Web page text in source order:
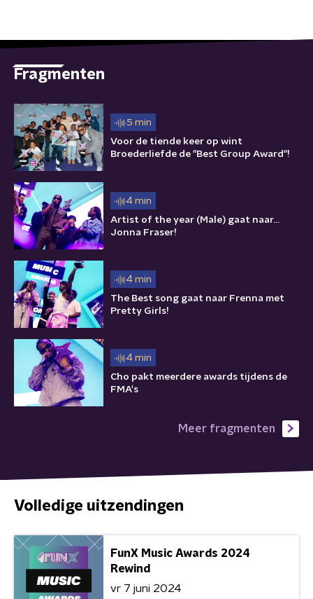
Fragmenten
5 min
Voor de tiende keer op wint
Broederliefde de "Best Group Award"!
4 min
Artist of the year (Male) gaat naar...
Jonna Fraser!
4 min
The Best song gaat naar Frenna met
Pretty Girls!
4 min
Cho pakt meerdere awards tijdens de
FMA's
Meer fragmenten
Volledige uitzendingen
FunX Music Awards 2024
Rewind
vr 7 juni 2024